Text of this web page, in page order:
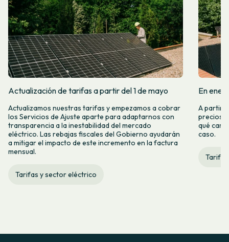
Actualización de tarifas a partir del 1 de mayo
Actualizamos nuestras tarifas y empezamos a cobrar
los Servicios de Ajuste aparte para adaptarnos con
transparencia a la inestabilidad del mercado
eléctrico. Las rebajas fiscales del Gobierno ayudarán
a mitigar el impacto de este incremento en la factura
mensual.
Tarifas y sector eléctrico
En
A partir
precios
qué
caso.